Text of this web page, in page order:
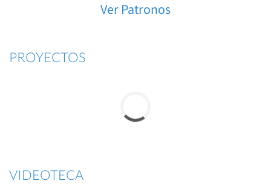
Ver Patronos
PROYECTOS
VIDEOTECA